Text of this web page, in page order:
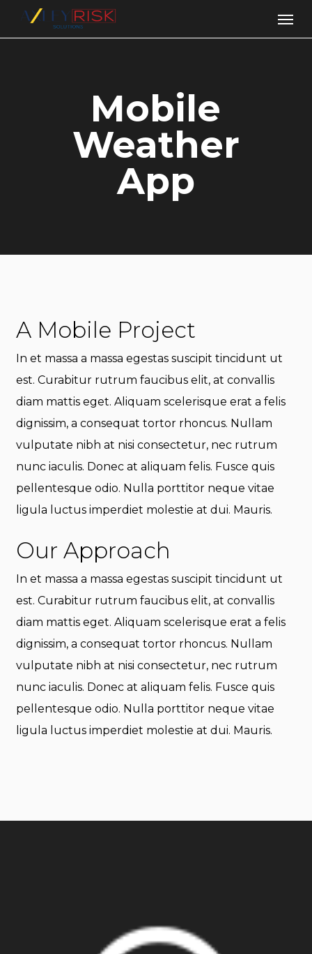
Mobile
Weather
App
A Mobile Project
In et massa a massa egestas suscipit tincidunt ut
est. Curabitur rutrum faucibus elit, at convallis
diam mattis eget. Aliquam scelerisque erat a felis
dignissim, a consequat tortor rhoncus. Nullam
vulputate nibh at nisi consectetur, nec rutrum
nunc iaculis. Donec at aliquam felis. Fusce quis
pellentesque odio. Nulla porttitor neque vitae
ligula luctus imperdiet molestie at dui. Mauris.
Our Approach
In et massa a massa egestas suscipit tincidunt ut
est. Curabitur rutrum faucibus elit, at convallis
diam mattis eget. Aliquam scelerisque erat a felis
dignissim, a consequat tortor rhoncus. Nullam
vulputate nibh at nisi consectetur, nec rutrum
nunc iaculis. Donec at aliquam felis. Fusce quis
pellentesque odio. Nulla porttitor neque vitae
ligula luctus imperdiet molestie at dui. Mauris.